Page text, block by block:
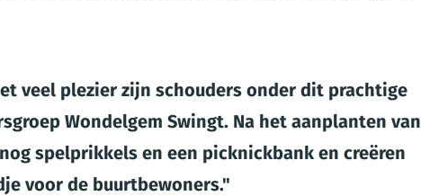
veel plezier zijn schouders onder dit prachtige
Wondelgem Swingt. Na het aanplanten van
spelprikkels en een picknickbank en creëren
voor de buurtbewoners.